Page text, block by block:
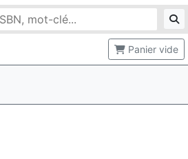
Panier vide